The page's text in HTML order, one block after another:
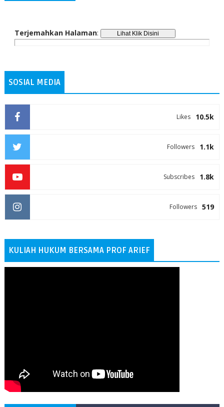
Terjemahkan Halaman:
SOSIAL MEDIA
10.5k
Likes
1.1k
Followers
1.8k
Subscribes
519
Followers
KULIAH HUKUM BERSAMA PROF ARIEF